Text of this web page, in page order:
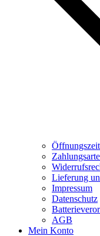
Lieferung
Impressum
Datenschutz
AGB
Mein Konto